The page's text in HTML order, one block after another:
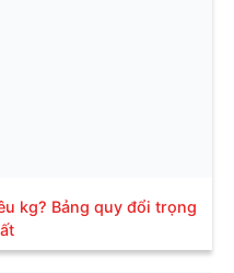
kg? Bảng quy đổi trọng